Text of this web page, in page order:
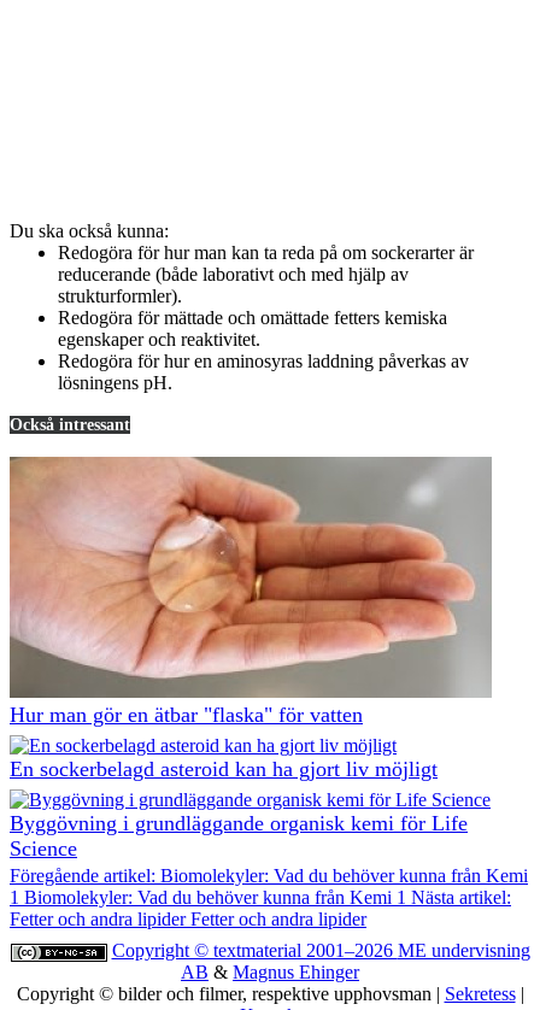
Du ska också kunna:
Redogöra för hur man kan ta reda på om sockerarter är
reducerande (både laborativt och med hjälp av
strukturformler).
Redogöra för mättade och omättade fetters kemiska
egenskaper och reaktivitet.
Redogöra för hur en aminosyras laddning påverkas av
lösningens pH.
Också intressant
Hur man gör en ätbar "flaska" för vatten
En sockerbelagd asteroid kan ha gjort liv möjligt
Byggövning i grundläggande organisk kemi för Life
Science
Föregående artikel: Biomolekyler: Vad du behöver kunna från Kemi
1 Biomolekyler: Vad du behöver kunna från Kemi 1 Nästa artikel:
Fetter och andra lipiderFetter och andra lipider
Copyright © textmaterial 2001–2026 ME undervisning
AB & Magnus Ehinger
Copyright © bilder och filmer, respektive upphovsman | Sekretess|